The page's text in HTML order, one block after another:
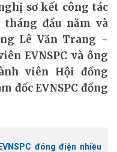
sơ kết công tác
đầu năm và
Lê Văn Trang -
EVNSPC và ông
viên Hội đồng
đốc EVNSPC đồng
đóng điện nhiều